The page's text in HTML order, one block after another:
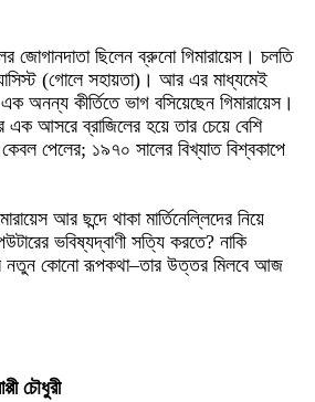
জোগানদাতা ছিলেন ব্রুনো গিমারায়েস। চলতি
(গোলে সহায়তা)। আর এর মাধ্যমেই
অনন্য কীর্তিতে ভাগ বসিয়েছেন গিমারায়েস।
এক আসরে ব্রাজিলের হয়ে তার চেয়ে বেশি
পেলের; ১৯৭০ সালের বিখ্যাত বিশ্বকাপে
আর ছন্দে থাকা মার্তিনেল্লিদের নিয়ে
ভবিষ্যদ্বাণী সত্যি করতে? নাকি
নতুন কোনো রূপকথা–তার উত্তর মিলবে আজ
চৌধুরী